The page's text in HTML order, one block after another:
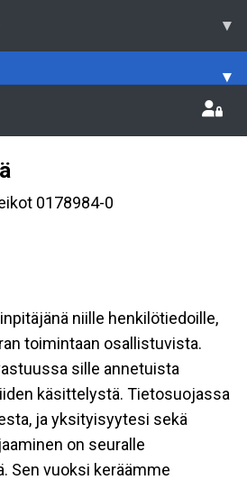
▾
▾
0178984-0
niille henkilötiedoille,
toimintaan osallistuvista.
sille annetuista
käsittelystä. Tietosuojassa
ja yksityisyytesi sekä
on seuralle
Sen vuoksi keräämme